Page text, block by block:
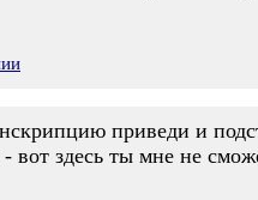
приведи и
вот здесь ты мне не